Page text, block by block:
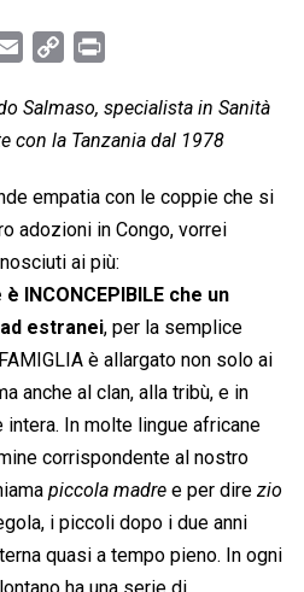
a
i
p
y
i
n
k
i
n
Salmaso, specialista in Sanità
con la Tanzania dal 1978
empatia con le coppie che si
adozioni in Congo, vorrei
ai più:
INCONCEPIBILE che un
estranei, per la semplice
è allargato non solo ai
anche al clan, alla tribù, e in
In molte lingue africane
corrispondente al nostro
 piccola madre  e per dire  zio
i piccoli dopo i due anni
quasi a tempo pieno. In ogni